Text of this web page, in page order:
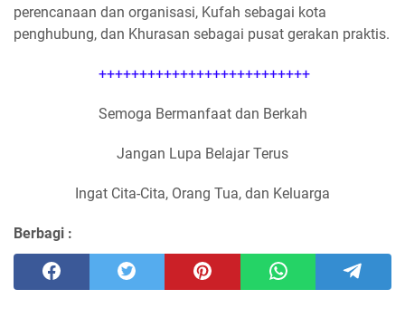
perencanaan dan organisasi, Kufah sebagai kota
penghubung, dan Khurasan sebagai pusat gerakan praktis.
++++++++++++++++++++++++++
Semoga Bermanfaat dan Berkah
Jangan Lupa Belajar Terus
Ingat Cita-Cita, Orang Tua, dan Keluarga
Berbagi :